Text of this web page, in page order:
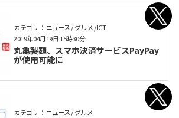
カテゴリ： ニュース / グルメ / ICT
丸亀製麺、スマホ決済サービスPayPay
が使用可能に
2019年04月19日 15時30分
カテゴリ： ニュース / グルメ